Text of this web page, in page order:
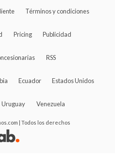
Términos y condiciones
Pricing Publicidad
RSS
Ecuador Estados Unidos
Uruguay Venezuela
| Todos los derechos